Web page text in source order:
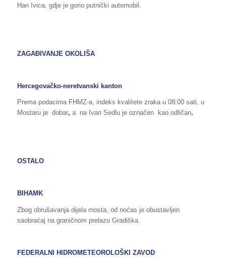
Han Ivica, gdje je gorio putnički automobil.
ZAGAĐIVANJE OKOLIŠA
Hercegovačko-neretvanski kanton
Prema podacima FHMZ-a, indeks kvalitete zraka u 08:00 sati, u
Mostaru je dobar, a na Ivan Sedlu je označen kao odličan.
OSTALO
BIHAMK
Zbog obrušavanja dijela mosta, od noćas je obustavljen
saobraćaj na graničnom prelazu Gradiška.
FEDERALNI HIDROMETEOROLOŠKI ZAVOD